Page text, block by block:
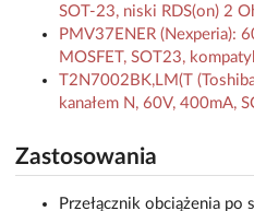
SOT-23, niski RDS(on) 2
PMV37ENER (Nexperia):
MOSFET, SOT23,
T2N7002BK,LM(T
kanałem N, 60V, 400mA,
Zastosowania
Przełącznik obciążenia